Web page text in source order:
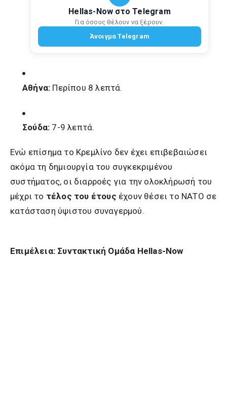
Hellas-Now στο Telegram
Για όσους θέλουν να ξέρουν.
Άνοιγμα Telegram
Αθήνα: Περίπου 8 λεπτά.
Σούδα: 7-9 λεπτά.
Ενώ επίσημα το Κρεμλίνο δεν έχει επιβεβαιώσει
ακόμα τη δημιουργία του συγκεκριμένου
συστήματος, οι διαρροές για την ολοκλήρωσή του
μέχρι το τέλος του έτους έχουν θέσει το ΝΑΤΟ σε
κατάσταση ύψιστου συναγερμού.
Επιμέλεια: Συντακτική Ομάδα Hellas-Now